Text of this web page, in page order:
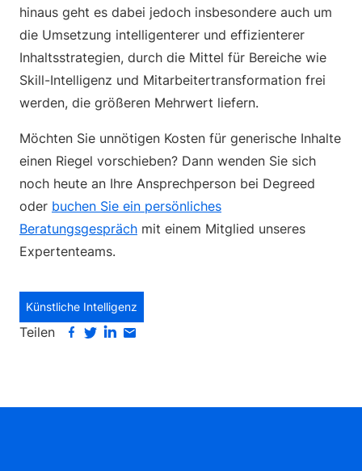
hinaus geht es dabei jedoch insbesondere auch um
die Umsetzung intelligenterer und effizienterer
Inhaltsstrategien, durch die Mittel für Bereiche wie
Skill-Intelligenz und Mitarbeitertransformation frei
werden, die größeren Mehrwert liefern.
Möchten Sie unnötigen Kosten für generische Inhalte
einen Riegel vorschieben? Dann wenden Sie sich
noch heute an Ihre Ansprechperson bei Degreed
oder buchen Sie ein persönliches
Beratungsgespräch mit einem Mitglied unseres
Expertenteams.
Künstliche Intelligenz
Teilen